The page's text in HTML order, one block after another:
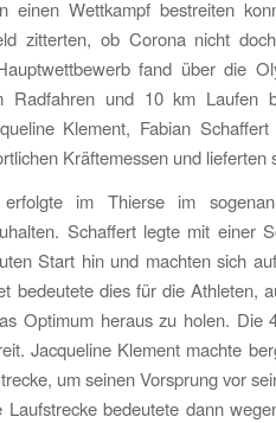
einen Wettkampf bestreiten
zitterten, ob Corona nicht
fand über die
Radfahren und 10 km Laufen
Klement, Fabian
Kräftemessen und lieferten
im Thierse im
Schaffert legte mit einer
Start hin und machten sich
bedeutete dies für die Athleten,
Optimum heraus zu holen. Die
Jacqueline Klement machte
um seinen Vorsprung vor
bedeutete dann